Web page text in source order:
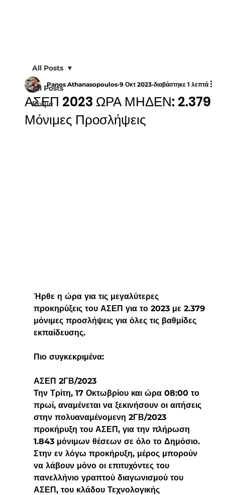
All Posts
Ρεύμα
All Posts
ΑΣΕΠ 2023 ΩΡΑ ΜΗΔΕΝ: 2.379
Μόνιμες Προσλήψεις
Panos Athanasopoulos 9 Οκτ 2023 διαβάστηκε 1 λεπτά
Ήρθε η ώρα για τις μεγαλύτερες
προκηρύξεις του ΑΣΕΠ για το 2023 με 2.379
μόνιμες προσλήψεις για όλες τις βαθμίδες
εκπαίδευσης.
Πιο συγκεκριμένα:
ΑΣΕΠ 2ΓΒ/2023
Την Τρίτη, 17 Οκτωβρίου και ώρα 08:00 το
πρωί, αναμένεται να ξεκινήσουν οι αιτήσεις
στην πολυαναμένομενη 2ΓΒ/2023
προκήρυξη του ΑΣΕΠ, για την πλήρωση
1.843 μόνιμων θέσεων σε όλο το Δημόσιο.
Στην εν λόγω προκήρυξη, μέρος μπορούν
να λάβουν μόνο οι επιτυχόντες του
πανελλήνιο γραπτού διαγωνισμού του
ΑΣΕΠ, του κλάδου Τεχνολογικής